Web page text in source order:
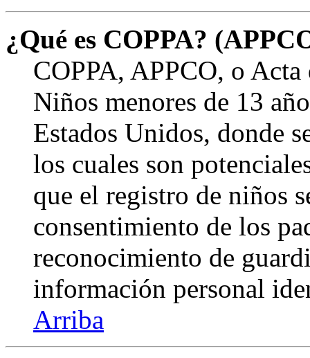
¿Qué es COPPA?
COPPA, APPCO, o
Niños menores de 13
Estados Unidos, donde
los cuales son
que el registro de niños
consentimiento de los
reconocimiento de
información personal
Arriba